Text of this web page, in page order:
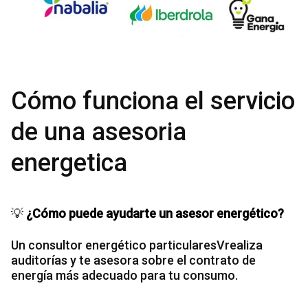
Cómo funciona el servicio
de una asesoria
energetica
💡 ¿Cómo puede ayudarte un asesor energético?
Un consultor energético particularesVrealiza
auditorías y te asesora sobre el contrato de
energía más adecuado para tu consumo.